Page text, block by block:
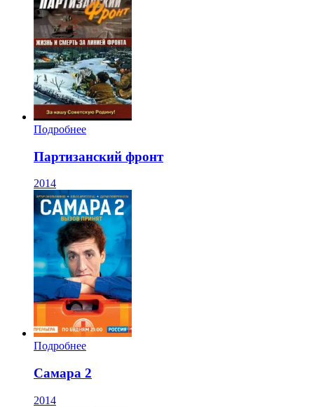
Подробнее
Партизанский фронт
2014
Подробнее
Самара 2
2014